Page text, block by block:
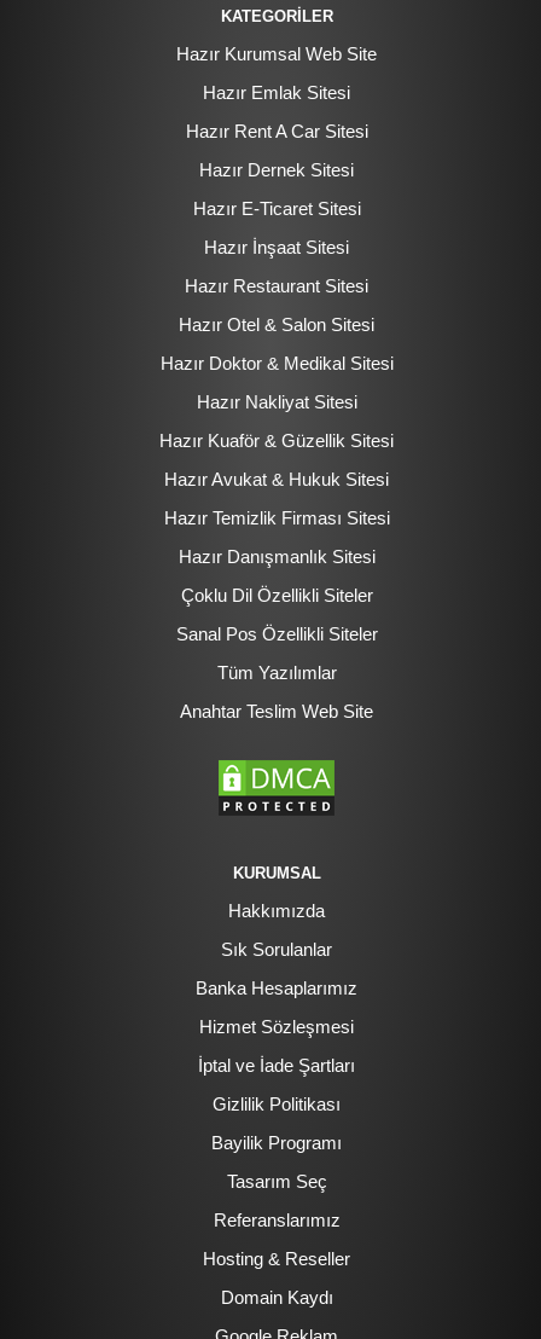
KATEGORİLER
Hazır Kurumsal Web Site
Hazır Emlak Sitesi
Hazır Rent A Car Sitesi
Hazır Dernek Sitesi
Hazır E-Ticaret Sitesi
Hazır İnşaat Sitesi
Hazır Restaurant Sitesi
Hazır Otel & Salon Sitesi
Hazır Doktor & Medikal Sitesi
Hazır Nakliyat Sitesi
Hazır Kuaför & Güzellik Sitesi
Hazır Avukat & Hukuk Sitesi
Hazır Temizlik Firması Sitesi
Hazır Danışmanlık Sitesi
Çoklu Dil Özellikli Siteler
Sanal Pos Özellikli Siteler
Tüm Yazılımlar
Anahtar Teslim Web Site
KURUMSAL
Hakkımızda
Sık Sorulanlar
Banka Hesaplarımız
Hizmet Sözleşmesi
İptal ve İade Şartları
Gizlilik Politikası
Bayilik Programı
Tasarım Seç
Referanslarımız
Hosting & Reseller
Domain Kaydı